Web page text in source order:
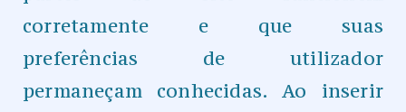
corretamente e que suas
preferências de utilizador
permaneçam conhecidas. Ao inserir